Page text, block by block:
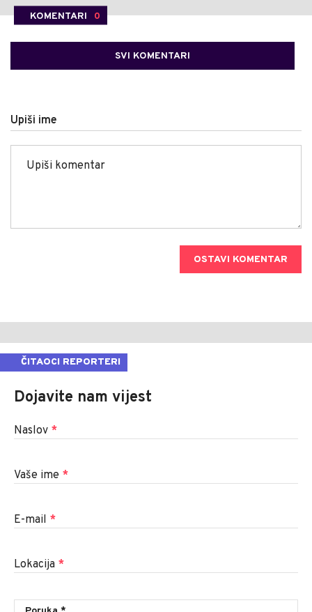
KOMENTARI 0
SVI KOMENTARI
Upiši ime
OSTAVI KOMENTAR
ČITAOCI REPORTERI
Dojavite nam vijest
Naslov *
Vaše ime *
E-mail *
Lokacija *